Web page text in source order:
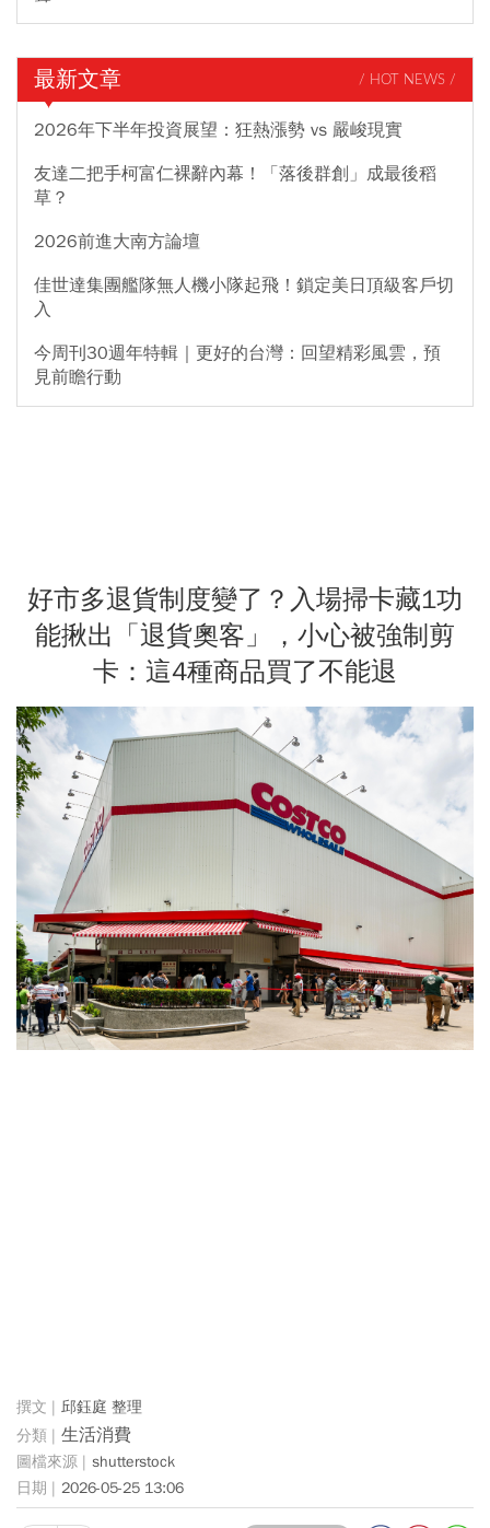
最新文章 / HOT NEWS /
2026年下半年投資展望：狂熱漲勢 vs 嚴峻現實
友達二把手柯富仁裸辭內幕！「落後群創」成最後稻
草？
2026前進大南方論壇
佳世達集團艦隊無人機小隊起飛！鎖定美日頂級客戶切
入
今周刊30週年特輯｜更好的台灣：回望精彩風雲，預
見前瞻行動
好市多退貨制度變了？入場掃卡藏1功
能揪出「退貨奧客」，小心被強制剪
卡：這4種商品買了不能退
邱鈺庭 整理
生活消費
shutterstock
2026-05-25 13:06